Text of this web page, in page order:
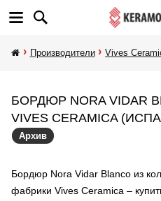
Производители Vives
БОРДЮР NORA VIDAR
VIVES CERAMICA
Архив
Бордюр Nora Vidar Blanco из
фабрики Vives Ceramica –